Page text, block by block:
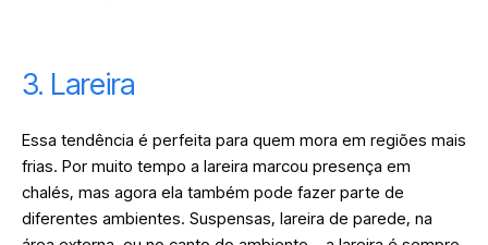
3. Lareira
Essa tendência é perfeita para quem mora em regiões mais
frias. Por muito tempo a lareira marcou presença em
chalés, mas agora ela também pode fazer parte de
diferentes ambientes. Suspensas, lareira de parede, na